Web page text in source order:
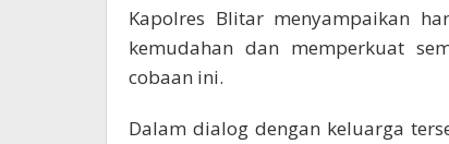
Kapolres Blitar menyampaikan
kemudahan dan memperkuat
cobaan ini.
Dalam dialog dengan keluarga